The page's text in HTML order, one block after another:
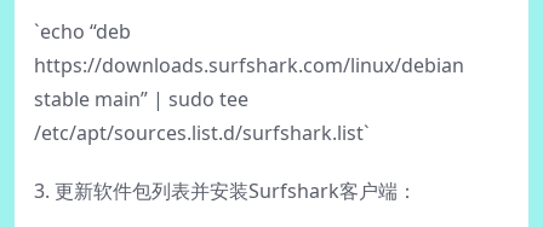
`echo “deb
https://downloads.surfshark.com/linux/debian
stable main” | sudo tee
/etc/apt/sources.list.d/surfshark.list`
3. 更新软件包列表并安装Surfshark客户端：